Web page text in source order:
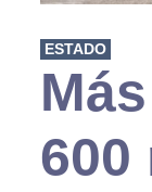
ESTADO
600